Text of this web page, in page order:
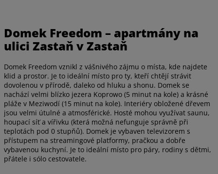
Domek Freedom – apartmány na
ulici Zastaň v Zastaň
Domek Freedom vznikl z vášnivého zájmu o místa, kde najdete
klid a prostor. Je to ideální místo pro ty, kteří chtějí strávit
dovolenou v přírodě, daleko od hluku a shonu. Domek se
nachází velmi blízko jezera Koprowo (5 minut na kole) a krásné
pláže v Meziwodí (15 minut na kole). Interiéry obložené dřevem
jsou velmi útulné a atmosférické. Hosté mohou využívat saunu,
houpací síť a vířivku (která možná nefunguje správně při
teplotách pod 0 stupňů). Domek je vybaven televizorem s
přístupem na streamingové platformy, pračkou a dobře
vybavenou kuchyní. Je to ideální místo pro páry, rodiny s dětmi,
přátele i sólo cestovatele.